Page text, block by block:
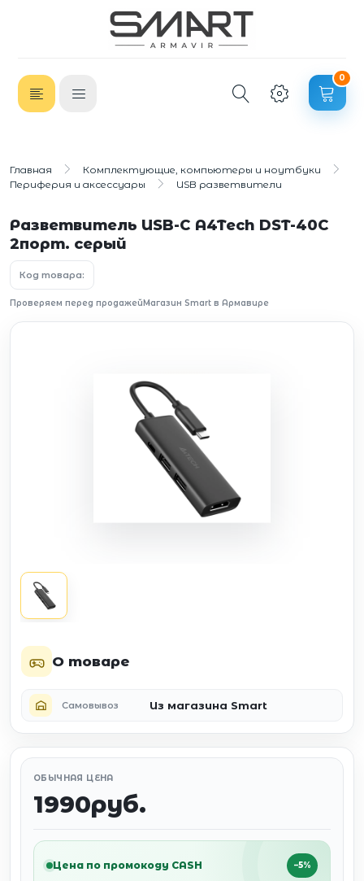
0
Главная
Комплектующие, компьютеры и ноутбуки
Периферия и аксессуары
USB разветвители
Разветвитель USB-C A4Tech DST-40C
2порт. серый
Код товара:
Проверяем перед продажейМагазин Smart в Армавире
О товаре
Самовывоз Из магазина Smart
ОБЫЧНАЯ ЦЕНА
1990руб.
Цена по промокоду CASH −5%